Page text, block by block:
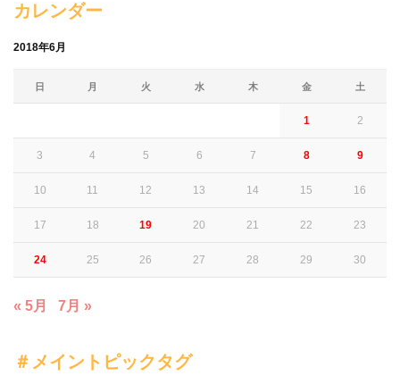
カレンダー
2018年6月
日 月 火 水 木 金 土
1 2
3 4 5 6 7 8 9
10 11 12 13 14 15 16
17 18 19 20 21 22 23
24 25 26 27 28 29 30
« 5月 7月 »
＃メイントピックタグ